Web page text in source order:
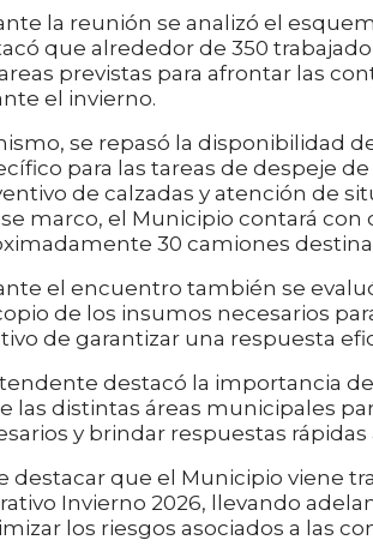
la reunión se analizó el
que alrededor de 350
previstas para afrontar las
el invierno.
se repasó la disponibilidad
para las tareas de despeje
de calzadas y atención de
marco, el Municipio contará
30 camiones
el encuentro también se
de los insumos necesarios
de garantizar una respuesta
destacó la importancia
las distintas áreas municipales
y brindar respuestas rápidas
destacar que el Municipio viene
Invierno 2026, llevando
los riesgos asociados a las